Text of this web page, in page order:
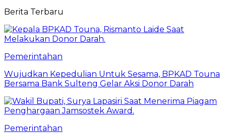
Berita Terbaru
Pemerintahan
Wujudkan Kepedulian Untuk Sesama, BPKAD Touna
Bersama Bank Sulteng Gelar Aksi Donor Darah
Pemerintahan